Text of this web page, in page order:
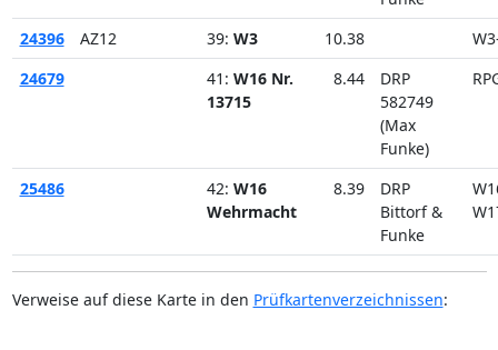
24396 AZ12 39: W3 10.38
24679
41: W16 Nr.
13715
8.44
DRP
582749
(Max
Funke)
25486 42: W16
Wehrmacht
8.39
DRP
Bittorf &
Funke
Verweise auf diese Karte in den Prüfkartenverzeichnissen: